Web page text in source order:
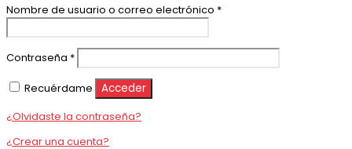
Nombre de usuario o correo electrónico *Obligatorio
Contraseña *Obligatorio
Recuérdame
Acceder
¿Olvidaste la contraseña?
¿Crear una cuenta?